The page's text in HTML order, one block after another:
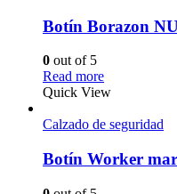
Botín Borazon
0 out of 5
Read more
Quick View
Calzado de seguridad
Botín Worker